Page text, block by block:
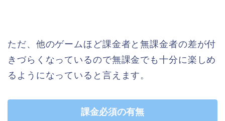
ただ、他のゲームほど課金者と無課金者の差が付
きづらくなっているので無課金でも十分に楽しめ
るようになっていると言えます。
課金必須の有無